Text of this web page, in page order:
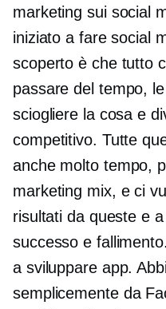
marketing sui social
iniziato a fare social
scoperto è che tutto
passare del tempo,
sciogliere la cosa e
competitivo. Tutte
anche molto tempo,
marketing mix, e ci
risultati da queste e
successo e
a sviluppare app.
semplicemente da